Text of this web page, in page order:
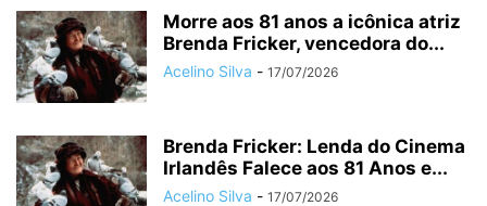
Morre aos 81 anos a icônica atriz
Brenda Fricker, vencedora do...
Acelino Silva - 17/07/2026
Brenda Fricker: Lenda do Cinema
Irlandês Falece aos 81 Anos e...
Acelino Silva - 17/07/2026